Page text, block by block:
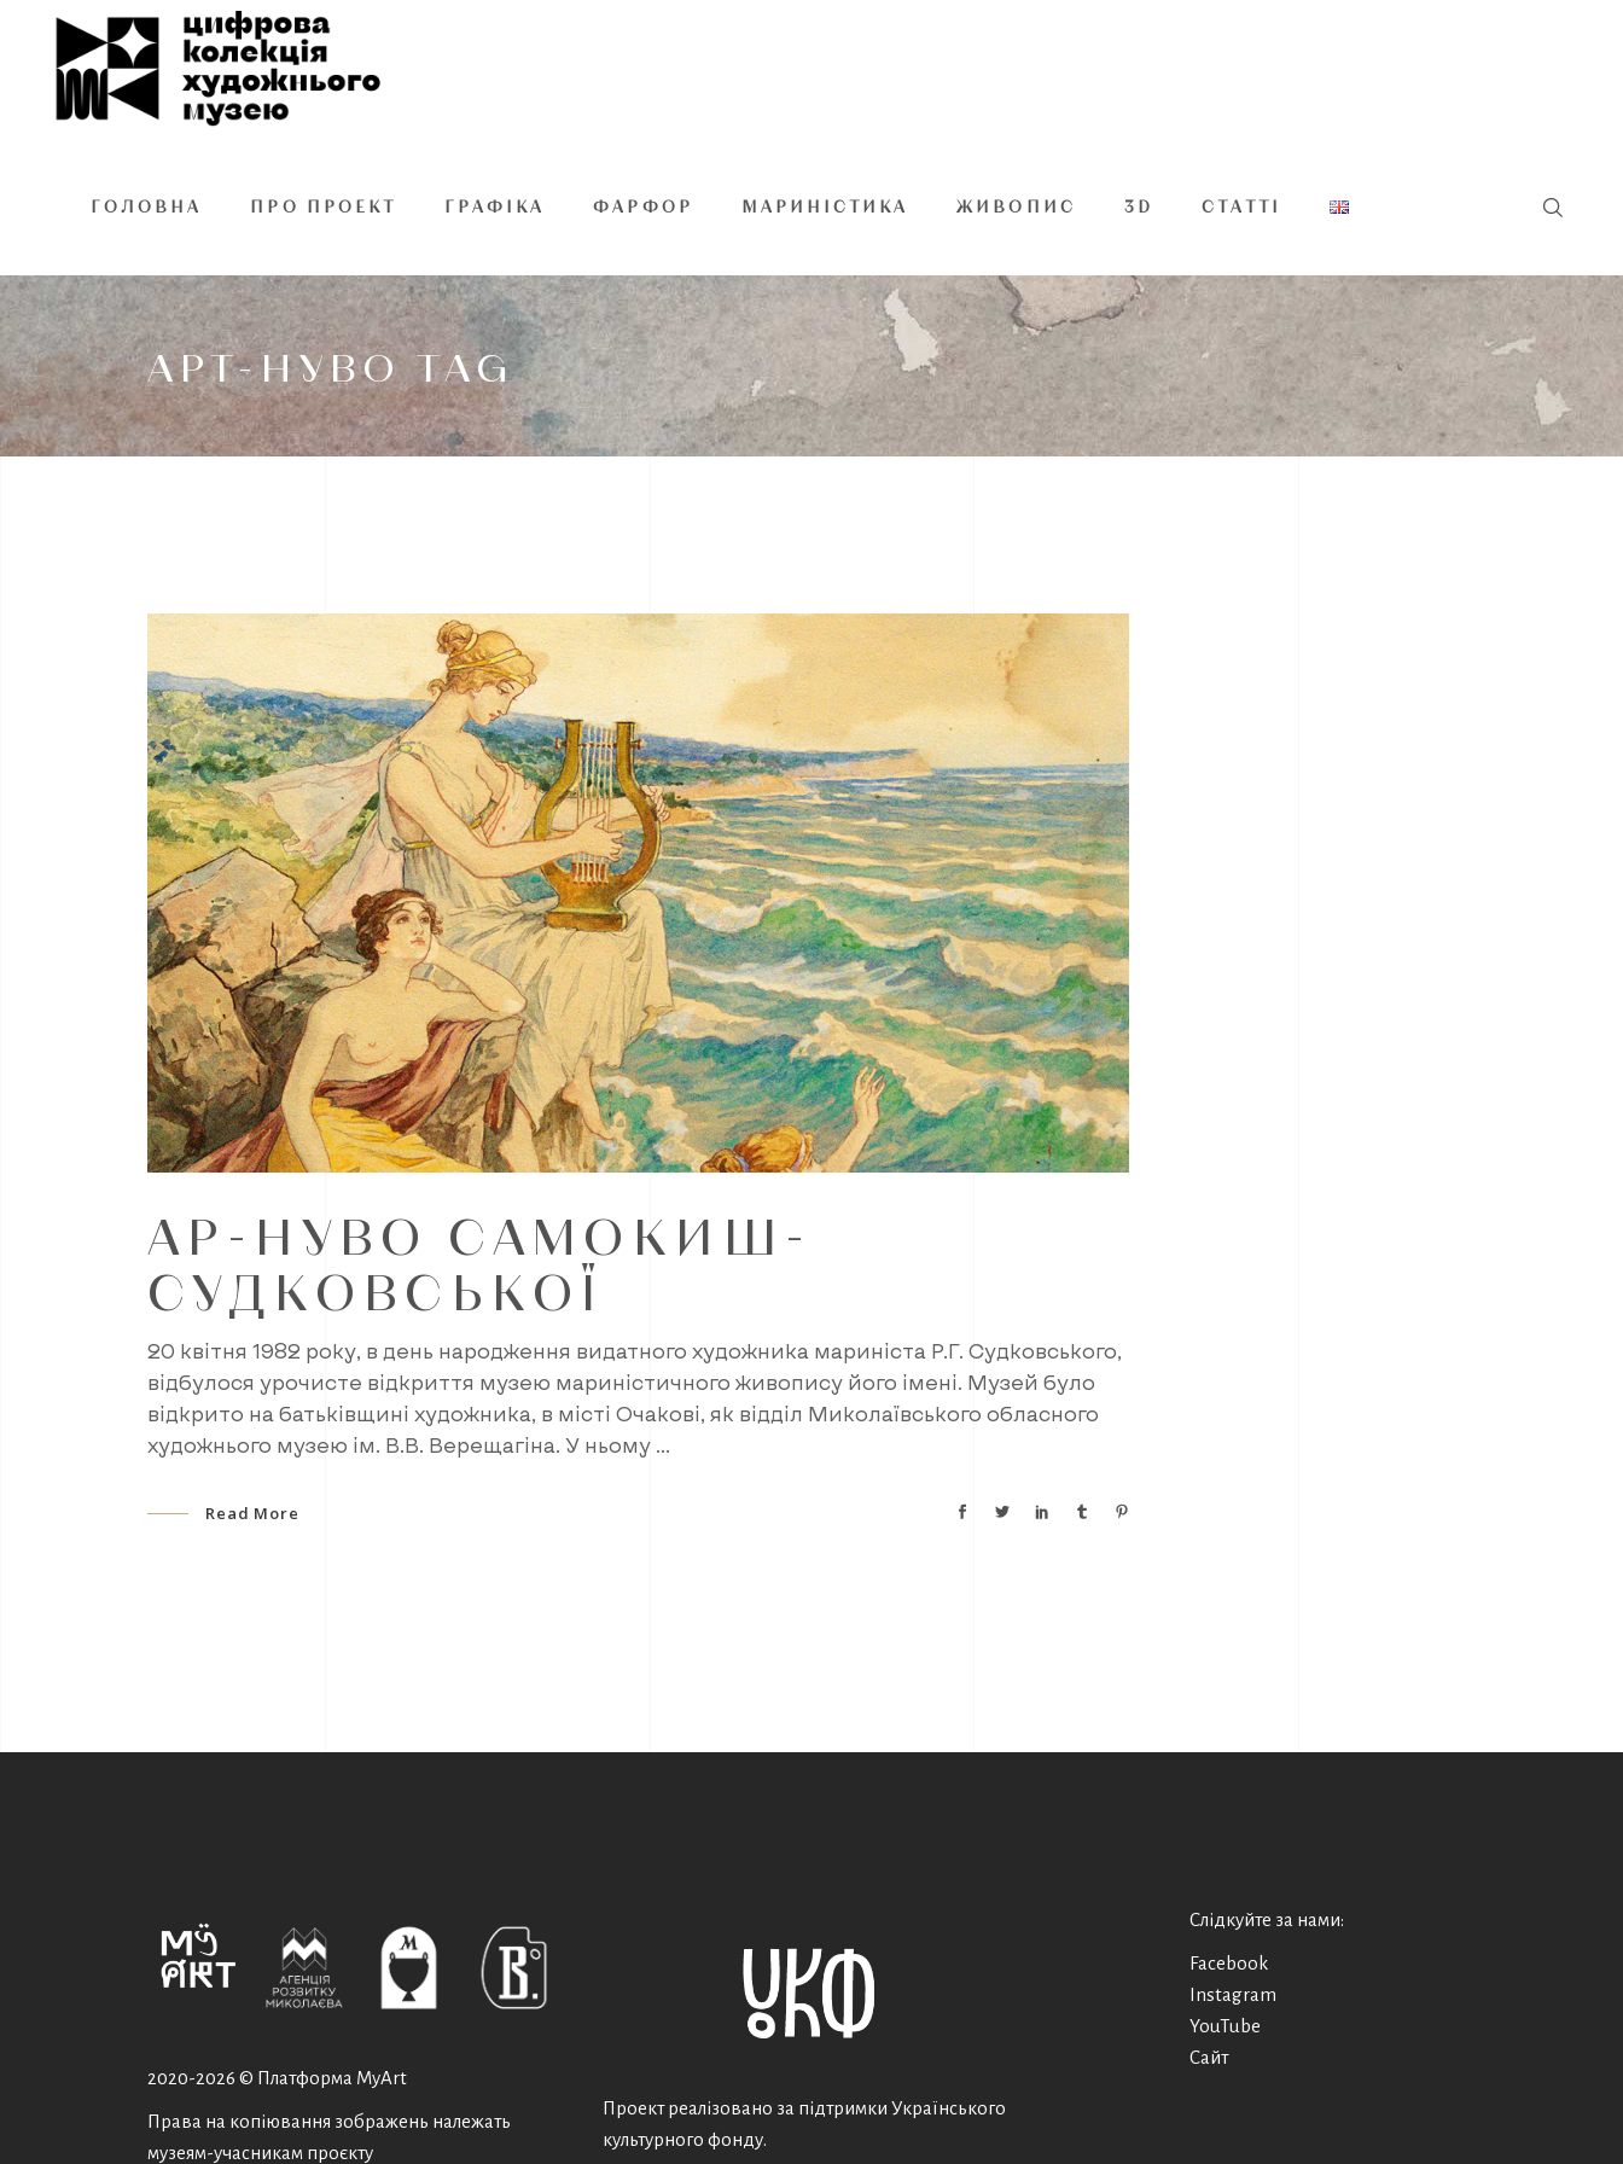
ГОЛОВНА ПРО ПРОЕКТ ГРАФІКА ФАРФОР МАРИНІСТИКА ЖИВОПИС 3D СТАТТІ
АРТ-НУВО TAG
АР-НУВО САМОКИШ-
СУДКОВСЬКОЇ
20 квітня 1982 року, в день народження видатного ху­дожника мариніста Р.Г. Судковського,
відбулося уро­чисте відкриття музею мариністичного живопису його імені. Музей було
відкрито на батьківщині художника, в місті Очакові, як відділ Миколаївського обласного
художнього музею ім. В.В. Верещагіна. У ньому
Read More
2020-2026 © Платформа MyArt
Права на копіювання зображень належать
музеям-учасникам проєкту
Проект реалізовано за підтримки Українського
культурного фонду.
Слідкуйте за нами:
Facebook
Instagram
YouTube
Сайт